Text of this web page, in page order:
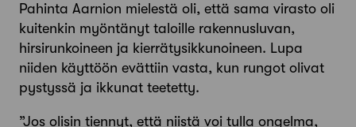
Pahinta Aarnion mielestä oli, että sama virasto oli
kuitenkin myöntänyt taloille rakennusluvan,
hirsirunkoineen ja kierrätysikkunoineen. Lupa
niiden käyttöön evättiin vasta, kun rungot olivat
pystyssä ja ikkunat teetetty.
”Jos olisin tiennyt, että niistä voi tulla ongelma,